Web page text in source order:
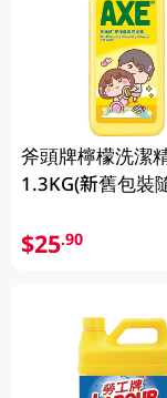
斧頭牌檸檬洗潔
1.3KG(新舊包裝
$25.90